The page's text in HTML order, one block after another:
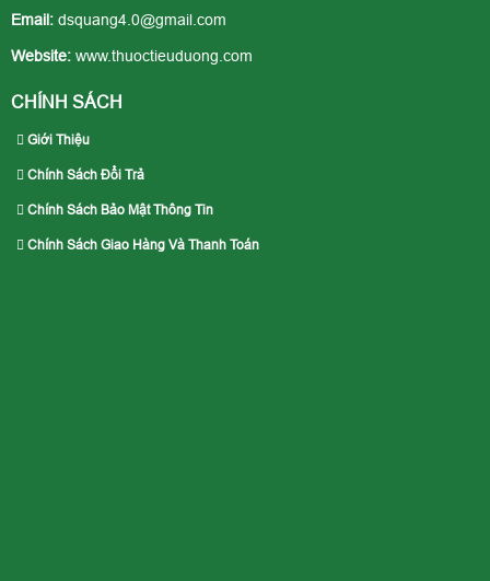
Email: dsquang4.0@gmail.com
Website: www.thuoctieuduong.com
CHÍNH SÁCH
Giới Thiệu
Chính Sách Đổi Trả
Chính Sách Bảo Mật Thông Tin
Chính Sách Giao Hàng Và Thanh Toán